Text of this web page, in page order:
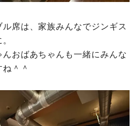
席は、家族みんなでジンギス
おばあちゃんも一緒にみんな
＾＾